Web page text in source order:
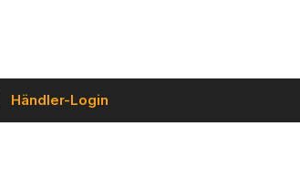
Händler-Login